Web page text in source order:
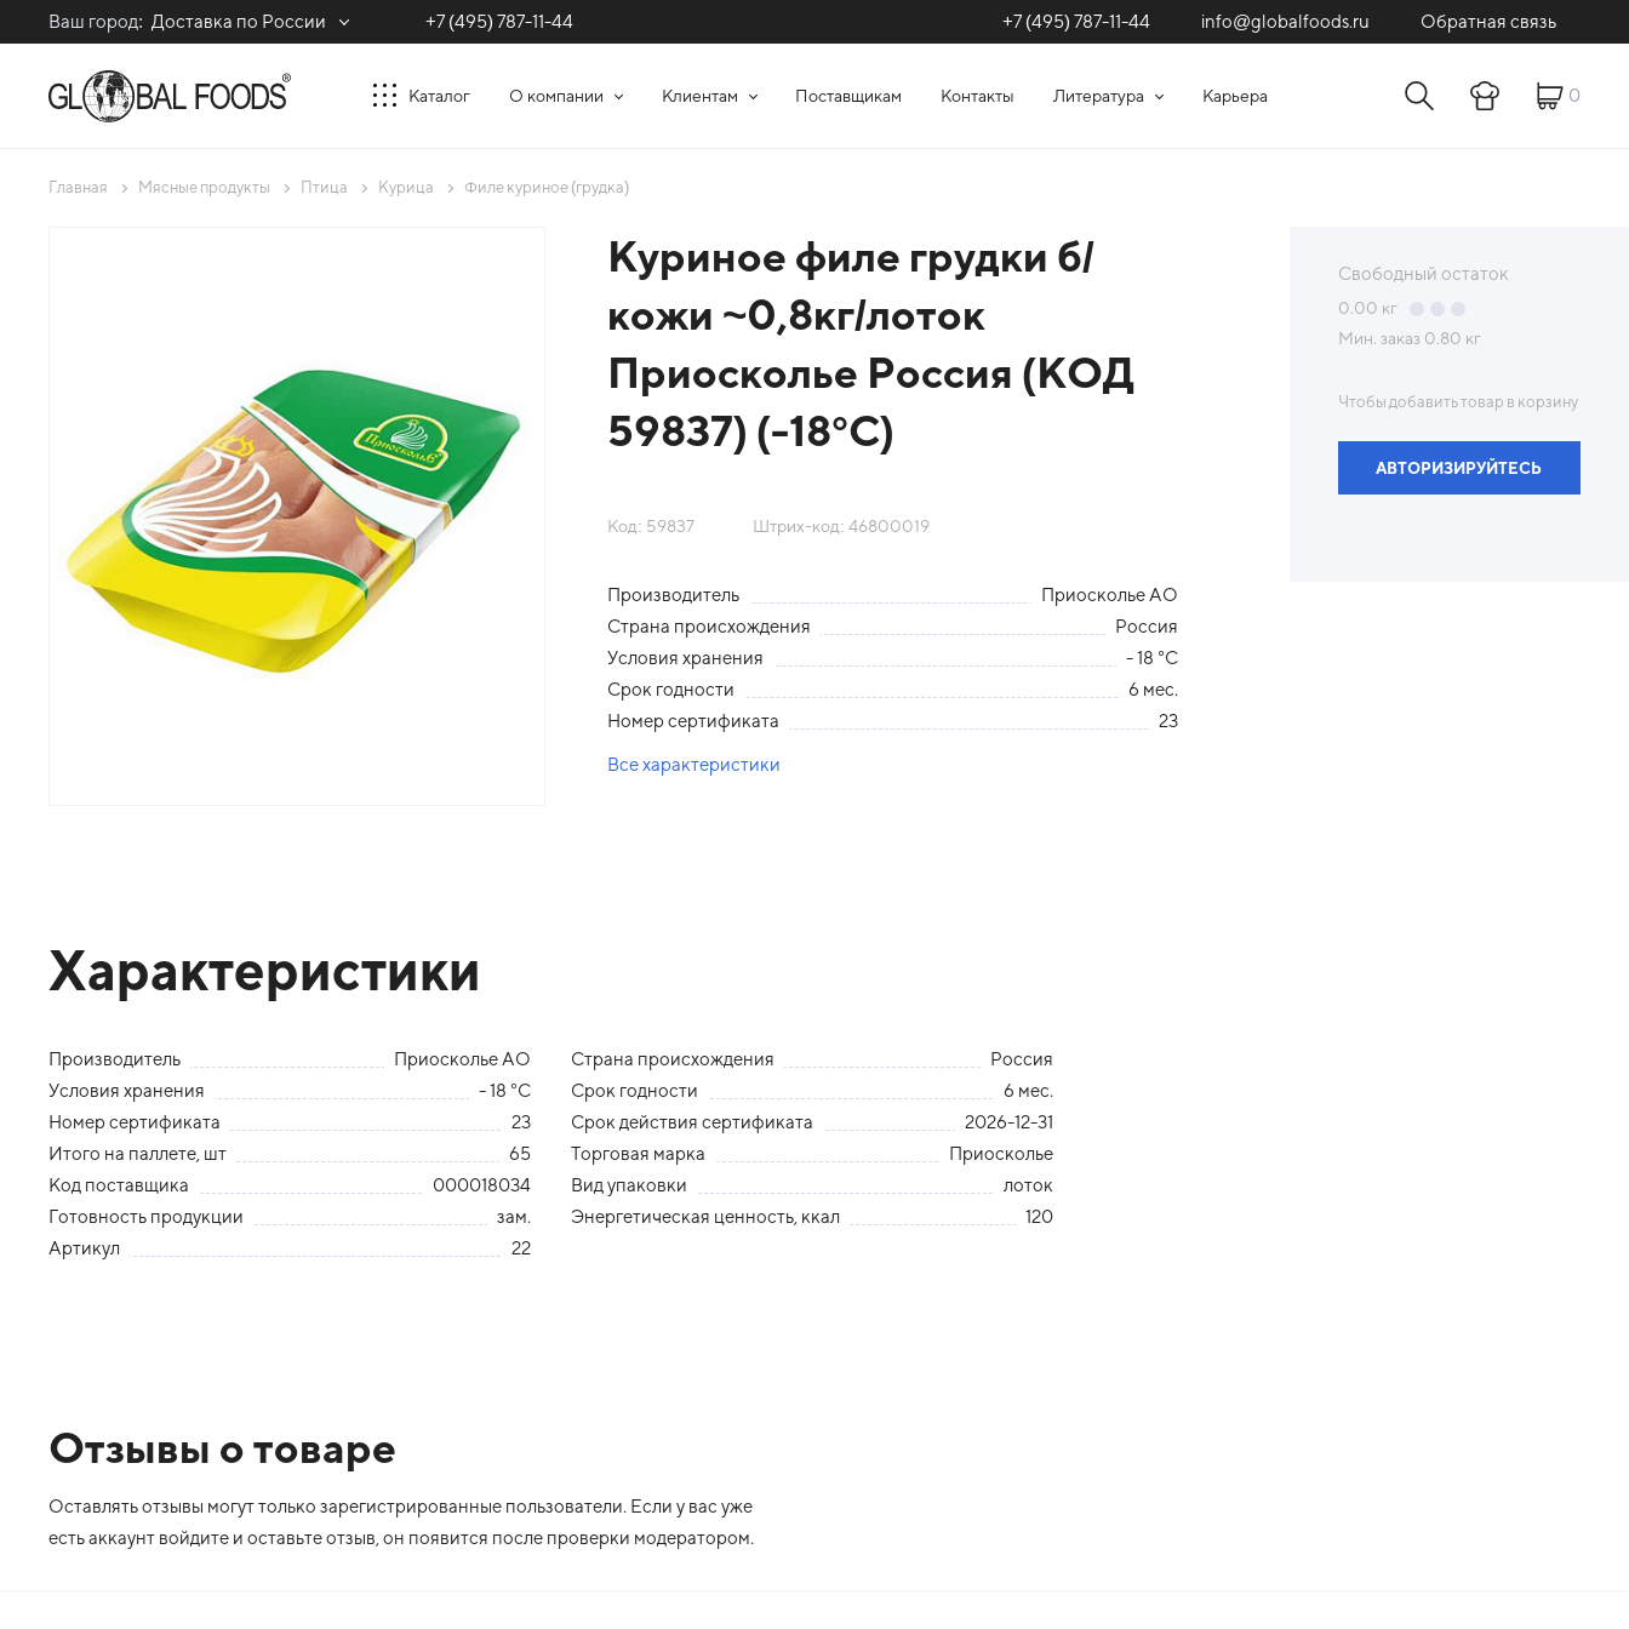
Ваш город: Доставка по России +7 (495) 787-11-44 +7 (495) 787-11-44 info@globalfoods.ru Обратная связь
Каталог О компании Клиентам Поставщикам Контакты Литература Карьера 0
Главная Мясные продукты Птица Курица Филе куриное (грудка)
Куриное филе грудки б/
кожи ~0,8кг/лоток
Приосколье Россия (КОД
59837) (-18°С)
Код: 59837 Штрих-код: 46800019
Производитель
Приосколье АО
Страна происхождения
Россия
Условия хранения
- 18 °С
Срок годности
6 мес.
Номер сертификата
23
Все характеристики
Характеристики
Производитель Приосколье АО Страна происхождения
Россия
Условия хранения
- 18 °С Срок годности
6 мес.
Номер сертификата
23 Срок действия сертификата
2026-12-31
Итого на паллете, шт
65 Торговая марка
Приосколье
Код поставщика
000018034 Вид упаковки
лоток
Готовность продукции
зам. Энергетическая ценность, ккал
120
Артикул
22
Отзывы о товаре
Оставлять отзывы могут только зарегистрированные пользователи. Если у вас уже
есть аккаунт войдите и оставьте отзыв, он появится после проверки модератором.
Свободный остаток
0.00 кг
Мин. заказ 0.80 кг
Чтобы добавить товар в корзину
АВТОРИЗИРУЙТЕСЬ